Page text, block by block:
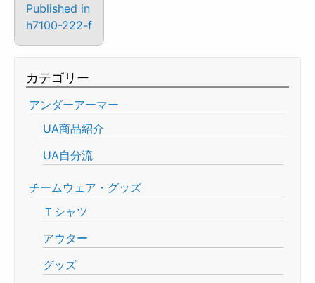
Published in
h7100-222-f
カテゴリー
アンダーアーマー
UA商品紹介
UA自分流
チームウェア・グッズ
Ｔシャツ
アウター
グッズ